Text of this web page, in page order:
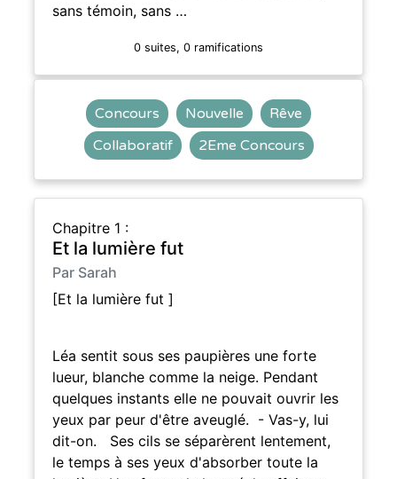
sans témoin, sans …
0 suites, 0 ramifications
Concours Nouvelle
Rêve
Collaboratif
2Eme Concours
Chapitre 1 :
Et la lumière fut
Par Sarah
[Et la lumière fut ]
Léa sentit sous ses paupières une forte
lueur, blanche comme la neige. Pendant
quelques instants elle ne pouvait ouvrir les
yeux par peur d'être aveuglé. - Vas-y, lui
dit-on. Ses cils se séparèrent lentement,
le temps à ses yeux d'absorber toute la